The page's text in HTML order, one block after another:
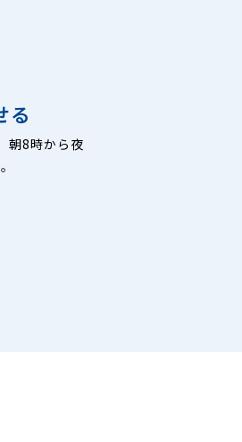
る
朝8時から夜